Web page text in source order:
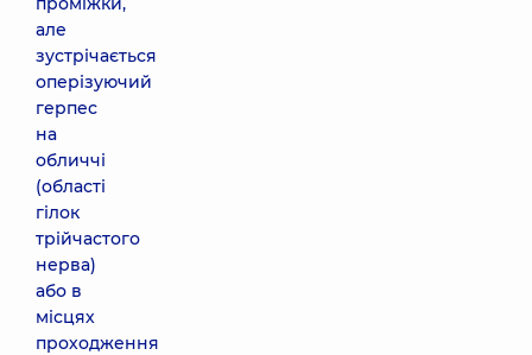
але
зустрічається
оперізуючий
герпес
на
обличчі
(області
гілок
трійчастого
нерва)
або в
місцях
проходження